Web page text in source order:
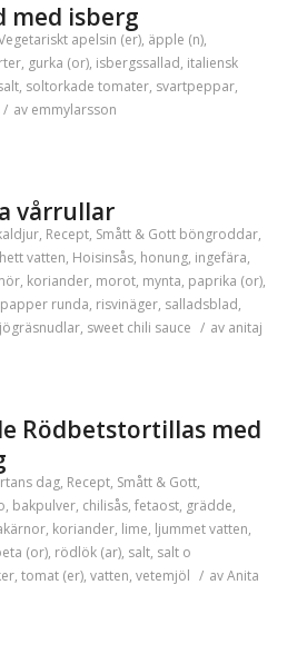
med isberg
apelsin (er), äpple (n),
, gurka (or), isbergssallad, italiensk
, soltorkade tomater, svartpeppar,
/ av emmylarsson
vårrullar
, Recept, Smått & Gott böngroddar,
hett vatten, Hoisinsås, honung, ingefära,
, koriander, morot, mynta, paprika (or),
runda, risvinäger, salladsblad,
, sweet chili sauce / av anitaj
Rödbetstortillas med
dag, Recept, Smått & Gott,
, bakpulver, chilisås, fetaost, grädde,
, koriander, lime, ljummet vatten,
(or), rödlök (ar), salt, salt o
, tomat (er), vatten, vetemjöl / avAnita